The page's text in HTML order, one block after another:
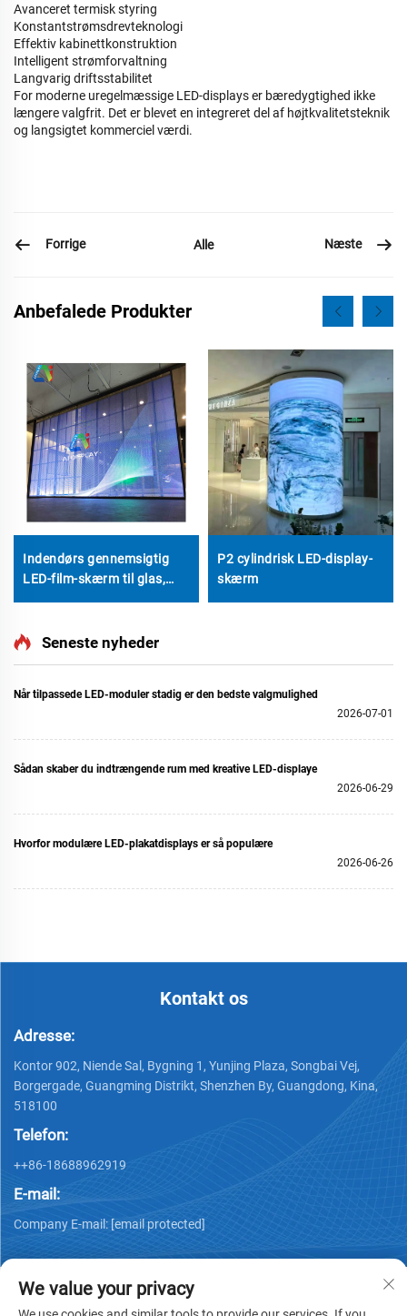
Avanceret termisk styring
Konstantstrømsdrevteknologi
Effektiv kabinettkonstruktion
Intelligent strømforvaltning
Langvarig driftsstabilitet
For moderne uregelmæssige LED-displays er bæredygtighed ikke
længere valgfrit. Det er blevet en integreret del af højtkvalitetsteknik
og langsigtet kommerciel værdi.
Forrige Alle Næste
Anbefalede Produkter
Indendørs gennemsigtig
LED-film-skærm til glas,
P2 cylindrisk LED-display-
skærm
Seneste nyheder
Når tilpassede LED-moduler stadig er den bedste valgmulighed
2026-07-01
Sådan skaber du indtrængende rum med kreative LED-displaye
2026-06-29
Hvorfor modulære LED-plakatdisplays er så populære
2026-06-26
Kontakt os
Adresse:
Kontor 902, Niende Sal, Bygning 1, Yunjing Plaza, Songbai Vej,
Borgergade, Guangming Distrikt, Shenzhen By, Guangdong, Kina,
518100
Telefon:
++86-18688962919
E-mail:
Company E-mail: [email protected]
We value your privacy